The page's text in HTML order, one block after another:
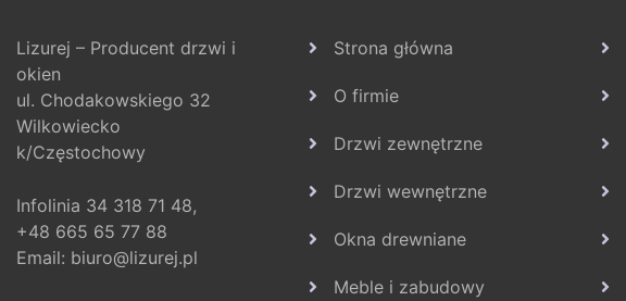
Lizurej – Producent drzwi i
okien
ul. Chodakowskiego 32
Wilkowiecko
k/Częstochowy
Infolinia 34 318 71 48,
+48 665 65 77 88
Email: biuro@lizurej.pl
Strona główna
O firmie
Drzwi zewnętrzne
Drzwi wewnętrzne
Okna drewniane
Meble i zabudowy